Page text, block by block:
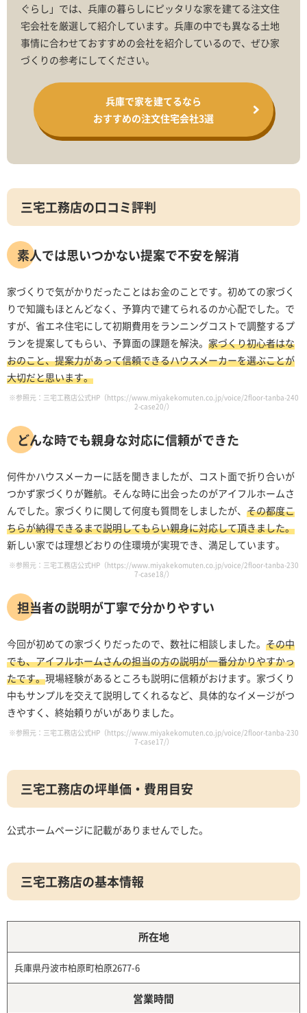
ぐらし」では、兵庫の暮らしにピッタリな家を建てる注文住
宅会社を厳選して紹介しています。兵庫の中でも異なる土地
事情に合わせておすすめの会社を紹介しているので、ぜひ家
づくりの参考にしてください。
兵庫で家を建てるなら
おすすめの注文住宅会社3選
三宅工務店の口コミ評判
素人では思いつかない提案で不安を解消
家づくりで気がかりだったことはお金のことです。初めての家づく
りで知識もほとんどなく、予算内で建てられるのか心配でした。で
すが、省エネ住宅にして初期費用をランニングコストで調整するプ
ランを提案してもらい、予算面の課題を解決。 家づくり初心者はな
おのこと、提案力があって信頼できるハウスメーカーを選ぶことが
大切だと思います。
※参照元：三宅工務店公式HP（https://www.miyakekomuten.co.jp/voice/2floor-tanba-240
2-case20/）
どんな時でも親身な対応に信頼ができた
何件かハウスメーカーに話を聞きましたが、コスト面で折り合いが
つかず家づくりが難航。そんな時に出会ったのがアイフルホームさ
んでした。家づくりに関して何度も質問をしましたが、 その都度こ
ちらが納得できるまで説明してもらい親身に対応して頂きました。
新しい家では理想どおりの住環境が実現でき、満足しています。
※参照元：三宅工務店公式HP（https://www.miyakekomuten.co.jp/voice/2floor-tanba-230
7-case18/）
担当者の説明が丁寧で分かりやすい
今回が初めての家づくりだったので、数社に相談しました。 その中
でも、アイフルホームさんの担当の方の説明が一番分かりやすかっ
たです。現場経験があるところも説明に信頼がおけます。家づくり
中もサンプルを交えて説明してくれるなど、具体的なイメージがつ
きやすく、終始頼りがいがありました。
※参照元：三宅工務店公式HP（https://www.miyakekomuten.co.jp/voice/2floor-tanba-230
7-case17/）
三宅工務店の坪単価・費用目安
公式ホームページに記載がありませんでした。
三宅工務店の基本情報
所在地
兵庫県丹波市柏原町柏原2677-6
営業時間